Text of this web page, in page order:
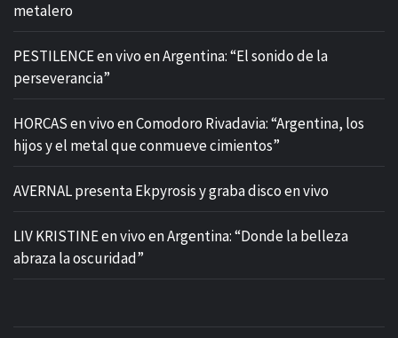
metalero
PESTILENCE en vivo en Argentina: “El sonido de la
perseverancia”
HORCAS en vivo en Comodoro Rivadavia: “Argentina, los
hijos y el metal que conmueve cimientos”
AVERNAL presenta Ekpyrosis y graba disco en vivo
LIV KRISTINE en vivo en Argentina: “Donde la belleza
abraza la oscuridad”